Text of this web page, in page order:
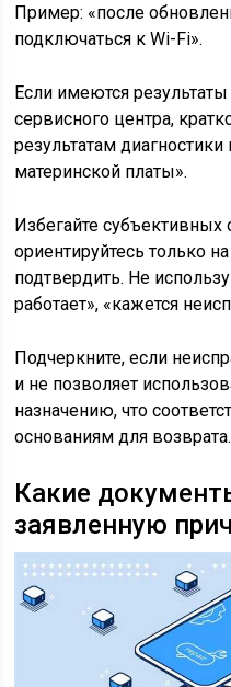
Пример: «после
подключаться к Wi-Fi».
Если имеются
сервисного центра,
результатам
материнской платы».
Избегайте
ориентируйтесь только
подтвердить. Не
работает», «кажется
Подчеркните, если
и не позволяет
назначению, что
основаниям для возврата.
Какие
заявленную